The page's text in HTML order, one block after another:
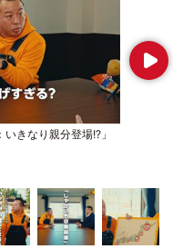
きなり親分登場!?」
Next